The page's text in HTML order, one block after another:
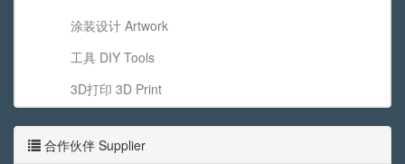
涂装设计 Artwork
工具 DIY Tools
3D打印 3D Print
合作伙伴 Supplier